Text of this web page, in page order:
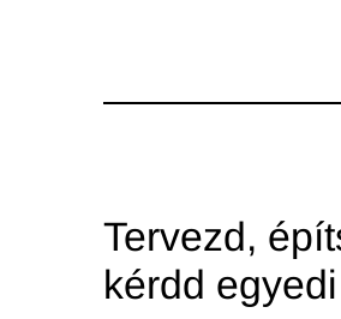
Tervezd,
kérdd